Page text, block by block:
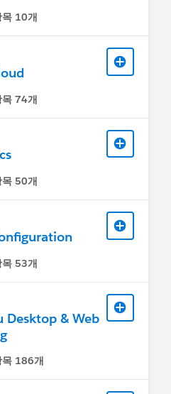
목 10개
목 74개
목 50개
목 53개
Desktop & Web
목 186개